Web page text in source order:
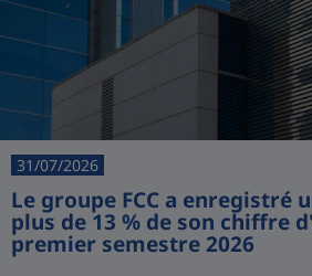
31/07/2026
Le groupe FCC a enregistré
plus de 13 % de son chiffre
premier semestre 2026